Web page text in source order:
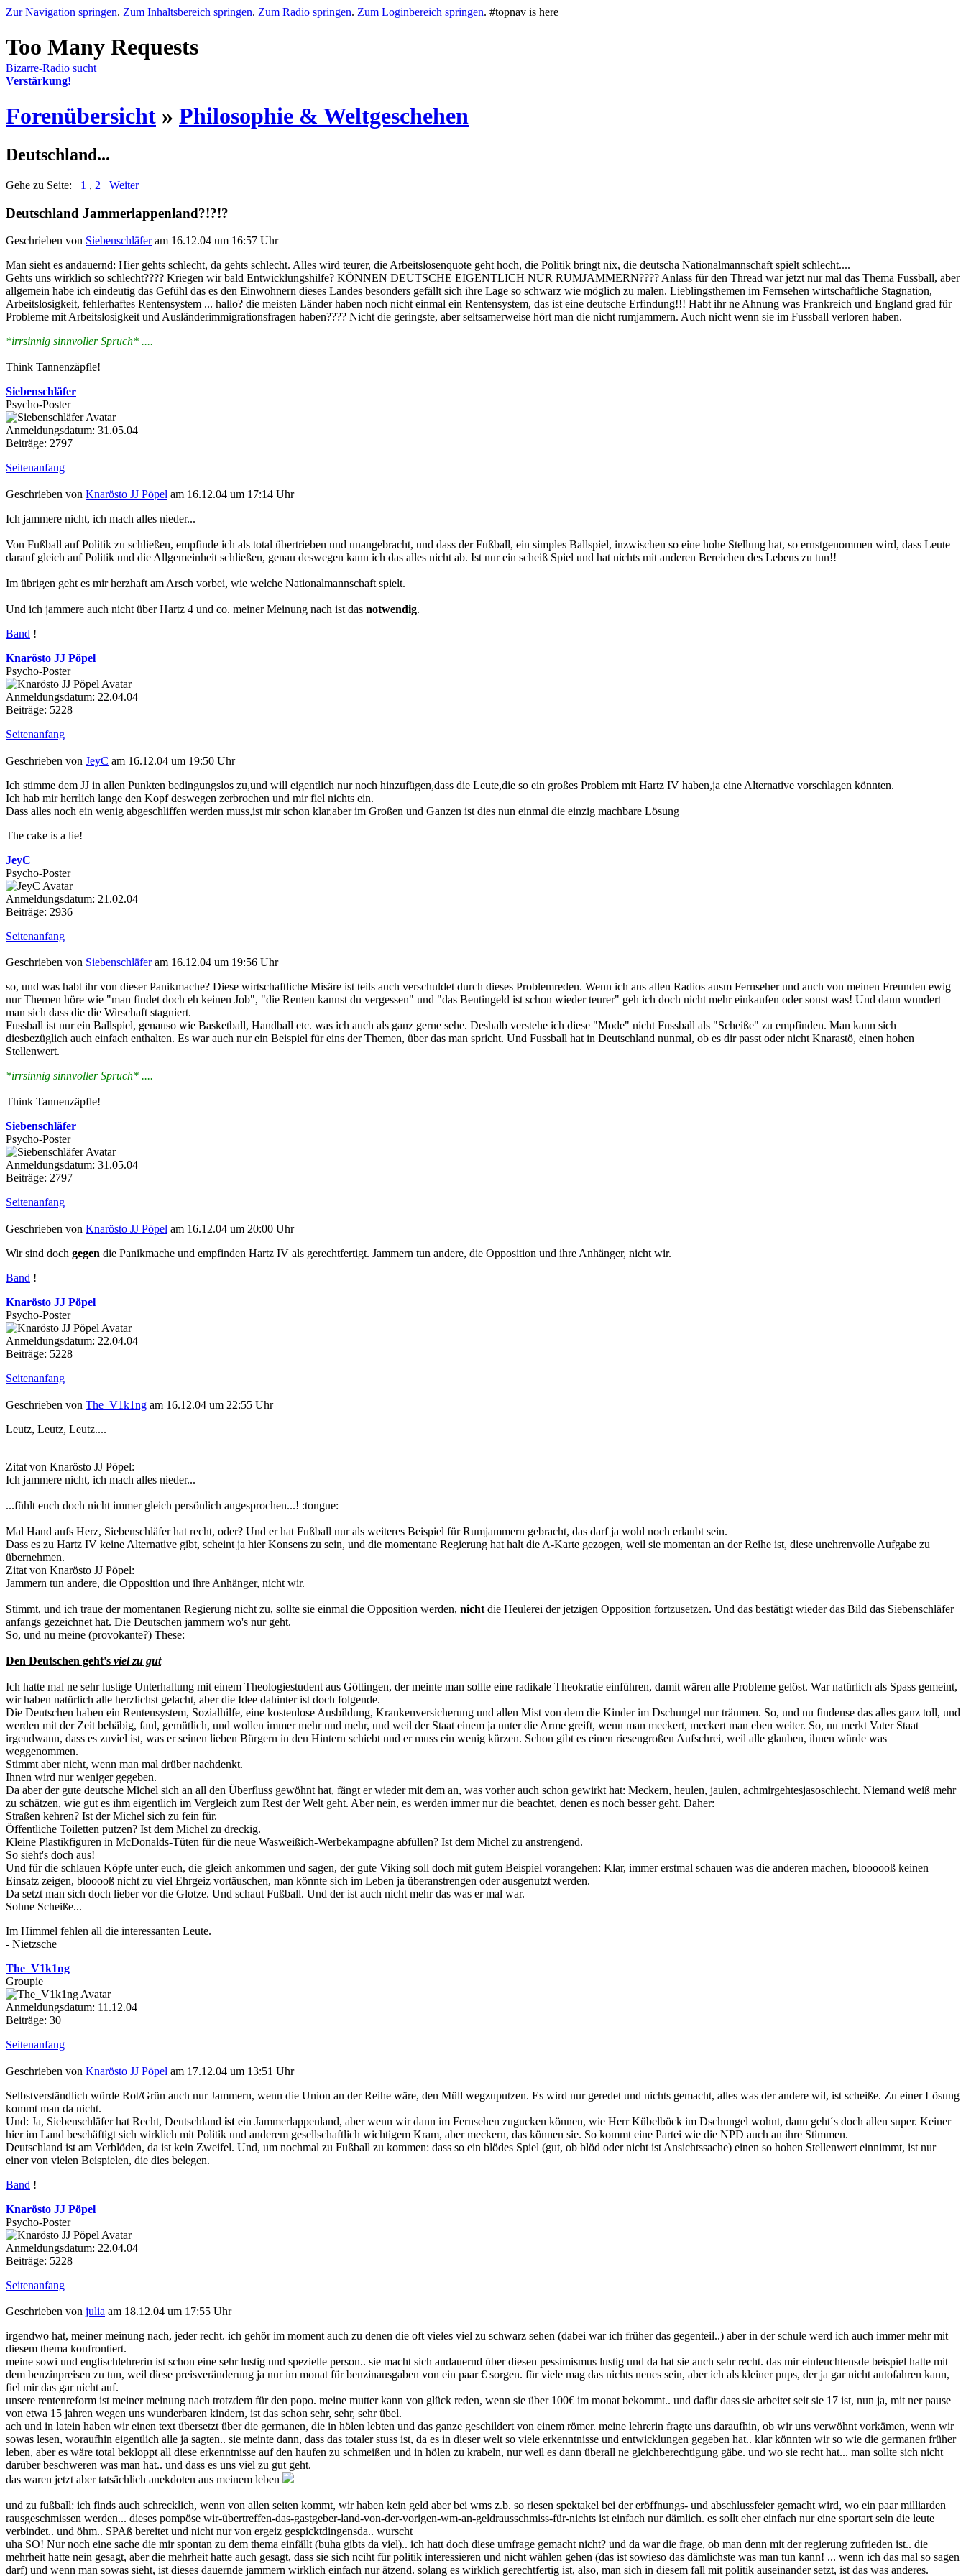
Zur Navigation springen. Zum Inhaltsbereich springen. Zum Radio springen. Zum Loginbereich springen. #topnav is here
Bizarre-Radio sucht
Verstärkung!
Forenübersicht » Philosophie & Weltgeschehen
Deutschland...
Gehe zu Seite: 1 , 2 Weiter
Deutschland Jammerlappenland?!?!?
Geschrieben von Siebenschläferam 16.12.04 um 16:57 Uhr
Man sieht es andauernd: Hier gehts schlecht, da gehts schlecht. Alles wird teurer, die Arbeitslosenquote geht hoch, die Politik bringt nix, die deutscha Nationalmannschaft spielt schlecht....
Gehts uns wirklich so schlecht???? Kriegen wir bald Entwicklungshilfe? KÖNNEN DEUTSCHE EIGENTLICH NUR RUMJAMMERN???? Anlass für den Thread war jetzt nur mal das Thema Fussball, aber
allgemein habe ich eindeutig das Gefühl das es den Einwohnern dieses Landes besonders gefällt sich ihre Lage so schwarz wie möglich zu malen. Lieblingsthemen im Fernsehen wirtschaftliche Stagnation,
Arbeitslosigkeit, fehlerhaftes Rentensystem ... hallo? die meisten Länder haben noch nicht einmal ein Rentensystem, das ist eine deutsche Erfindung!!! Habt ihr ne Ahnung was Frankreich und England grad für
Probleme mit Arbeitslosigkeit und Ausländerimmigrationsfragen haben???? Nicht die geringste, aber seltsamerweise hört man die nicht rumjammern. Auch nicht wenn sie im Fussball verloren haben.
*irrsinnig sinnvoller Spruch* ....
Think Tannenzäpfle!
Siebenschläfer
Psycho-Poster
Anmeldungsdatum: 31.05.04
Beiträge: 2797
Seitenanfang
Geschrieben von Knarösto JJ Pöpel am 16.12.04 um 17:14 Uhr
Ich jammere nicht, ich mach alles nieder...
Von Fußball auf Politik zu schließen, empfinde ich als total übertrieben und unangebracht, und dass der Fußball, ein simples Ballspiel, inzwischen so eine hohe Stellung hat, so ernstgenommen wird, dass Leute
darauf gleich auf Politik und die Allgemeinheit schließen, genau deswegen kann ich das alles nicht ab. Ist nur ein scheiß Spiel und hat nichts mit anderen Bereichen des Lebens zu tun!!
Im übrigen geht es mir herzhaft am Arsch vorbei, wie welche Nationalmannschaft spielt.
Und ich jammere auch nicht über Hartz 4 und co. meiner Meinung nach ist das notwendig.
Band !
Knarösto JJ Pöpel
Psycho-Poster
Anmeldungsdatum: 22.04.04
Beiträge: 5228
Seitenanfang
Geschrieben von JeyC am 16.12.04 um 19:50 Uhr
Ich stimme dem JJ in allen Punkten bedingungslos zu,und will eigentlich nur noch hinzufügen,dass die Leute,die so ein großes Problem mit Hartz IV haben,ja eine Alternative vorschlagen könnten.
Ich hab mir herrlich lange den Kopf deswegen zerbrochen und mir fiel nichts ein.
Dass alles noch ein wenig abgeschliffen werden muss,ist mir schon klar,aber im Großen und Ganzen ist dies nun einmal die einzig machbare Lösung
The cake is a lie!
JeyC
Psycho-Poster
Anmeldungsdatum: 21.02.04
Beiträge: 2936
Seitenanfang
Geschrieben von Siebenschläferam 16.12.04 um 19:56 Uhr
so, und was habt ihr von dieser Panikmache? Diese wirtschaftliche Misäre ist teils auch verschuldet durch dieses Problemreden. Wenn ich aus allen Radios ausm Fernseher und auch von meinen Freunden ewig
nur Themen höre wie "man findet doch eh keinen Job", "die Renten kannst du vergessen" und "das Bentingeld ist schon wieder teurer" geh ich doch nicht mehr einkaufen oder sonst was! Und dann wundert
man sich dass die die Wirschaft stagniert.
Fussball ist nur ein Ballspiel, genauso wie Basketball, Handball etc. was ich auch als ganz gerne sehe. Deshalb verstehe ich diese "Mode" nicht Fussball als "Scheiße" zu empfinden. Man kann sich
diesbezüglich auch einfach enthalten. Es war auch nur ein Beispiel für eins der Themen, über das man spricht. Und Fussball hat in Deutschland nunmal, ob es dir passt oder nicht Knarastö, einen hohen
Stellenwert.
*irrsinnig sinnvoller Spruch* ....
Think Tannenzäpfle!
Siebenschläfer
Psycho-Poster
Anmeldungsdatum: 31.05.04
Beiträge: 2797
Seitenanfang
Geschrieben von Knarösto JJ Pöpel am 16.12.04 um 20:00 Uhr
Wir sind doch gegen die Panikmache und empfinden Hartz IV als gerechtfertigt. Jammern tun andere, die Opposition und ihre Anhänger, nicht wir.
Band !
Knarösto JJ Pöpel
Psycho-Poster
Anmeldungsdatum: 22.04.04
Beiträge: 5228
Seitenanfang
Geschrieben von The_V1k1ng am 16.12.04 um 22:55 Uhr
Leutz, Leutz, Leutz....
Zitat von Knarösto JJ Pöpel:
Ich jammere nicht, ich mach alles nieder...
...fühlt euch doch nicht immer gleich persönlich angesprochen...! :tongue:
Mal Hand aufs Herz, Siebenschläfer hat recht, oder? Und er hat Fußball nur als weiteres Beispiel für Rumjammern gebracht, das darf ja wohl noch erlaubt sein.
Dass es zu Hartz IV keine Alternative gibt, scheint ja hier Konsens zu sein, und die momentane Regierung hat halt die A-Karte gezogen, weil sie momentan an der Reihe ist, diese unehrenvolle Aufgabe zu
übernehmen.
Zitat von Knarösto JJ Pöpel:
Jammern tun andere, die Opposition und ihre Anhänger, nicht wir.
Stimmt, und ich traue der momentanen Regierung nicht zu, sollte sie einmal die Opposition werden, nicht die Heulerei der jetzigen Opposition fortzusetzen. Und das bestätigt wieder das Bild das Siebenschläfer
anfangs gezeichnet hat. Die Deutschen jammern wo's nur geht.
So, und nu meine (provokante?) These:
Den Deutschen geht's viel zu gut
Ich hatte mal ne sehr lustige Unterhaltung mit einem Theologiestudent aus Göttingen, der meinte man sollte eine radikale Theokratie einführen, damit wären alle Probleme gelöst. War natürlich als Spass gemeint,
wir haben natürlich alle herzlichst gelacht, aber die Idee dahinter ist doch folgende.
Die Deutschen haben ein Rentensystem, Sozialhilfe, eine kostenlose Ausbildung, Krankenversicherung und allen Mist von dem die Kinder im Dschungel nur träumen. So, und nu findense das alles ganz toll, und
werden mit der Zeit behäbig, faul, gemütlich, und wollen immer mehr und mehr, und weil der Staat einem ja unter die Arme greift, wenn man meckert, meckert man eben weiter. So, nu merkt Vater Staat
irgendwann, dass es zuviel ist, was er seinen lieben Bürgern in den Hintern schiebt und er muss ein wenig kürzen. Schon gibt es einen riesengroßen Aufschrei, weil alle glauben, ihnen würde was
weggenommen.
Stimmt aber nicht, wenn man mal drüber nachdenkt.
Ihnen wird nur weniger gegeben.
Da aber der gute deutsche Michel sich an all den Überfluss gewöhnt hat, fängt er wieder mit dem an, was vorher auch schon gewirkt hat: Meckern, heulen, jaulen, achmirgehtesjasoschlecht. Niemand weiß mehr
zu schätzen, wie gut es ihm eigentlich im Vergleich zum Rest der Welt geht. Aber nein, es werden immer nur die beachtet, denen es noch besser geht. Daher:
Straßen kehren? Ist der Michel sich zu fein für.
Öffentliche Toiletten putzen? Ist dem Michel zu dreckig.
Kleine Plastikfiguren in McDonalds-Tüten für die neue Wasweißich-Werbekampagne abfüllen? Ist dem Michel zu anstrengend.
So sieht's doch aus!
Und für die schlauen Köpfe unter euch, die gleich ankommen und sagen, der gute Viking soll doch mit gutem Beispiel vorangehen: Klar, immer erstmal schauen was die anderen machen, bloooooß keinen
Einsatz zeigen, blooooß nicht zu viel Ehrgeiz vortäuschen, man könnte sich im Leben ja überanstrengen oder ausgenutzt werden.
Da setzt man sich doch lieber vor die Glotze. Und schaut Fußball. Und der ist auch nicht mehr das was er mal war.
Sohne Scheiße...
Im Himmel fehlen all die interessanten Leute.
- Nietzsche
The_V1k1ng
Groupie
Anmeldungsdatum: 11.12.04
Beiträge: 30
Seitenanfang
Geschrieben von Knarösto JJ Pöpel am 17.12.04 um 13:51 Uhr
Selbstverständlich würde Rot/Grün auch nur Jammern, wenn die Union an der Reihe wäre, den Müll wegzuputzen. Es wird nur geredet und nichts gemacht, alles was der andere wil, ist scheiße. Zu einer Lösung
kommt man da nicht.
Und: Ja, Siebenschläfer hat Recht, Deutschland ist ein Jammerlappenland, aber wenn wir dann im Fernsehen zugucken können, wie Herr Kübelböck im Dschungel wohnt, dann geht´s doch allen super. Keiner
hier im Land beschäftigt sich wirklich mit Politik und anderem gesellschaftlich wichtigem Kram, aber meckern, das können sie. So kommt eine Partei wie die NPD auch an ihre Stimmen.
Deutschland ist am Verblöden, da ist kein Zweifel. Und, um nochmal zu Fußball zu kommen: dass so ein blödes Spiel (gut, ob blöd oder nicht ist Ansichtssache) einen so hohen Stellenwert einnimmt, ist nur
einer von vielen Beispielen, die dies belegen.
Band !
Knarösto JJ Pöpel
Psycho-Poster
Anmeldungsdatum: 22.04.04
Beiträge: 5228
Seitenanfang
Geschrieben von julia am 18.12.04 um 17:55 Uhr
irgendwo hat, meiner meinung nach, jeder recht. ich gehör im moment auch zu denen die oft vieles viel zu schwarz sehen (dabei war ich früher das gegenteil..) aber in der schule werd ich auch immer mehr mit
diesem thema konfrontiert.
meine sowi und englischlehrerin ist schon eine sehr lustig und spezielle person.. sie macht sich andauernd über diesen pessimismus lustig und da hat sie auch sehr recht. das mir einleuchtensde beispiel hatte mit
dem benzinpreisen zu tun, weil diese preisveränderung ja nur im monat für benzinausgaben von ein paar € sorgen. für viele mag das nichts neues sein, aber ich als kleiner pups, der ja gar nicht autofahren kann,
fiel mir das gar nicht auf.
unsere rentenreform ist meiner meinung nach trotzdem für den popo. meine mutter kann von glück reden, wenn sie über 100€ im monat bekommt.. und dafür dass sie arbeitet seit sie 17 ist, nun ja, mit ner pause
von etwa 15 jahren wegen uns wunderbaren kindern, ist das schon sehr, sehr, sehr übel.
ach und in latein haben wir einen text übersetzt über die germanen, die in hölen lebten und das ganze geschildert von einem römer. meine lehrerin fragte uns daraufhin, ob wir uns verwöhnt vorkämen, wenn wir
sowas lesen, woraufhin eigentlich alle ja sagten.. sie meinte dann, dass das totaler stuss ist, da es in dieser welt so viele erkenntnisse und entwicklungen gegeben hat.. klar könnten wir so wie die germanen früher
leben, aber es wäre total bekloppt all diese erkenntnisse auf den haufen zu schmeißen und in hölen zu krabeln, nur weil es dann überall ne gleichberechtigung gäbe. und wo sie recht hat... man sollte sich nicht
darüber beschweren was man hat.. und dass es uns viel zu gut geht.
das waren jetzt aber tatsächlich anekdoten aus meinem leben
und zu fußball: ich finds auch schrecklich, wenn von allen seiten kommt, wir haben kein geld aber bei wms z.b. so riesen spektakel bei der eröffnungs- und abschlussfeier gemacht wird, wo ein paar milliarden
rausgeschmissen werden... dieses pompöse wir-übertreffen-das-gastgeber-land-von-der-vorigen-wm-an-geldrausschmiss-für-nichts ist einfach nur dämlich. es sollt eher einfach nur eine sportart sein die leute
verbindet.. und öhm.. SPAß bereitet und nicht nur von ergeiz gespicktdingensda.. wurscht
uha SO! Nur noch eine sache die mir spontan zu dem thema einfällt (buha gibts da viel).. ich hatt doch diese umfrage gemacht nicht? und da war die frage, ob man denn mit der regierung zufrieden ist.. die
mehrheit hatte nein gesagt, aber die mehrheit hatte auch gesagt, dass sie sich nciht für politik interessieren und nicht wählen gehen (das ist sowieso das dämlichste was man tun kann! ... wenn ich das mal so sagen
darf) und wenn man sowas sieht, ist dieses dauernde jammern wirklich einfach nur ätzend. solang es wirklich gerechtfertig ist, also, man sich in diesem fall mit politik auseinander setzt, ist das was anderes.